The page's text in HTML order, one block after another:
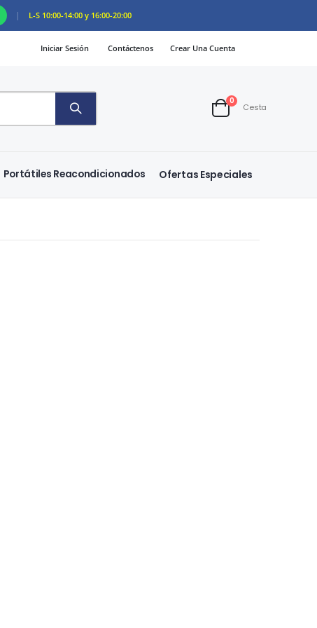
| L-S 10:00-14:00 y 16:00-20:00
Iniciar Sesión Contáctenos Crear Una Cuenta
Cart
0artículos
Cesta
Portátiles Reacondicionados Ofertas Especiales